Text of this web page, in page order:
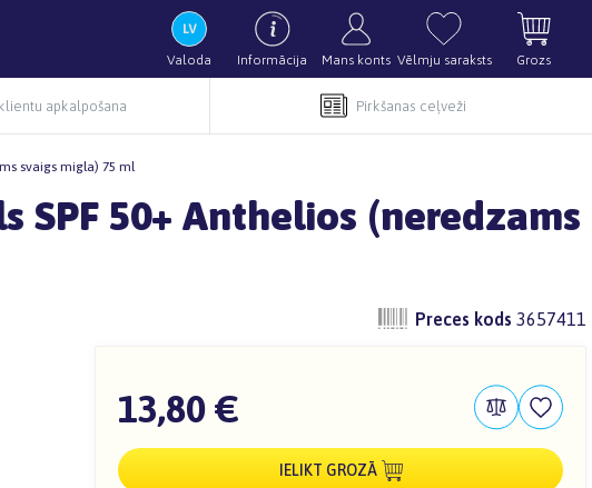
Valoda Informācija Mans konts Vēlmju saraksts Grozs
apkalpošana Pirkšanas ceļveži
svaigs migla) 75 ml
SPF 50+ Anthelios (neredzams
Preces kods 3657411
13,80 €
IELIKT GROZĀ